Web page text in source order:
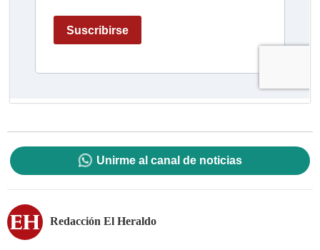
Unirme al canal de noticias
Redacción El Heraldo